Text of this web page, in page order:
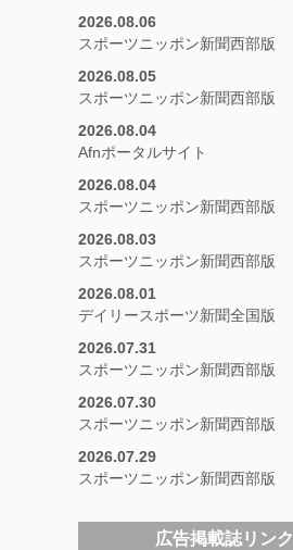
2026.08.06
スポーツニッポン新聞西部版
2026.08.05
スポーツニッポン新聞西部版
2026.08.04
Afnポータルサイト
2026.08.04
スポーツニッポン新聞西部版
2026.08.03
スポーツニッポン新聞西部版
2026.08.01
デイリースポーツ新聞全国版
2026.07.31
スポーツニッポン新聞西部版
2026.07.30
スポーツニッポン新聞西部版
2026.07.29
スポーツニッポン新聞西部版
広告掲載誌リンク